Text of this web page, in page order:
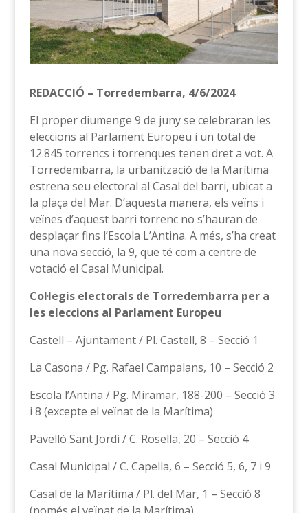
REDACCIÓ – Torredembarra, 4/6/2024
El proper diumenge 9 de juny se celebraran les
eleccions al Parlament Europeu i un total de
12.845 torrencs i torrenques tenen dret a vot. A
Torredembarra, la urbanització de la Marítima
estrena seu electoral al Casal del barri, ubicat a
la plaça del Mar. D’aquesta manera, els veïns i
veïnes d’aquest barri torrenc no s’hauran de
desplaçar fins l’Escola L’Antina. A més, s’ha creat
una nova secció, la 9, que té com a centre de
votació el Casal Municipal.
Col·legis electorals de Torredembarra per a
les eleccions al Parlament Europeu
Castell – Ajuntament / Pl. Castell, 8 – Secció 1
La Casona / Pg. Rafael Campalans, 10 – Secció 2
Escola l’Antina / Pg. Miramar, 188-200 – Secció 3
i 8 (excepte el veïnat de la Marítima)
Pavelló Sant Jordi / C. Rosella, 20 – Secció 4
Casal Municipal / C. Capella, 6 – Secció 5, 6, 7 i 9
Casal de la Marítima / Pl. del Mar, 1 – Secció 8